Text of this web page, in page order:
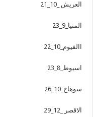
العريش _10_21
المنيا_9_23
االفيوم_10_22
اسيوط_8_23
سوهاج_10_26
الاقصر _12_29